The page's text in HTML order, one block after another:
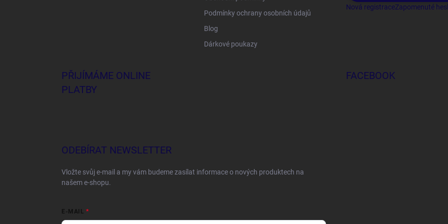
Podmínky ochrany osobních údajů
Blog
Dárkové poukazy
Nová registraceZapomenuté
PŘIJÍMÁME ONLINE
PLATBY
FACEBOOK
ODEBÍRAT NEWSLETTER
Vložte svůj e-mail a my vám budeme zasílat informace o nových produktech na
našem e-shopu.
E-MAIL